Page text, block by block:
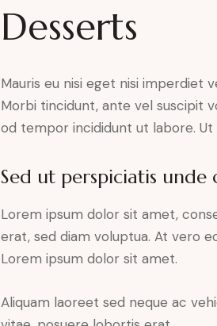
Desserts
Mauris eu nisi eget nisi imperdiet
Morbi tincidunt, ante vel suscipit
od tempor incididunt ut labore.
Sed ut perspiciatis unde
Lorem ipsum dolor sit amet,
erat, sed diam voluptua. At vero
Lorem ipsum dolor sit amet.
Aliquam laoreet sed neque ac